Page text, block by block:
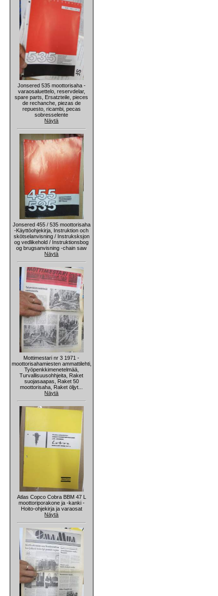
Jonsered 535 moottorisaha -
varaosaluettelo, reservdelar,
spare parts, Ersatzteile, pieces
de rechanche, piezas de
repuesto, ricambi, pecas
sobresselente
Näytä
Jonsered 455 / 535 moottorisaha
-Käyttöohjekirja, Instruktion och
skötselanvisning / Instruksksjon
og vedlikehold / Instruktionsbog
og brugsanvisning -chain saw
Näytä
Mottimestari nr 3 1971 -
moottorisahamiesten ammattilehti,
Työpenkkimenetelmää,
Turvallisuusohhjeita, Raket
suojasaapas, Raket 50
moottorisaha, Raket öljyt...
Näytä
Atlas Copco Cobra BBM 47 L
moottoriporakone ja -kanki -
Hoito-ohjekirja ja varaosat
Näytä